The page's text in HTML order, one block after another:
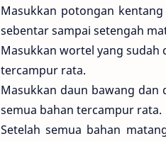
Masukkan potongan
sebentar sampai setengah
Masukkan wortel yang sudah
tercampur rata.
Masukkan daun bawang dan
semua bahan tercampur rata.
Setelah semua bahan